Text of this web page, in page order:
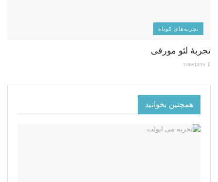
تجربه‌های کوتاه
تجربۀ لئو مورفی
همچنین بخوانید